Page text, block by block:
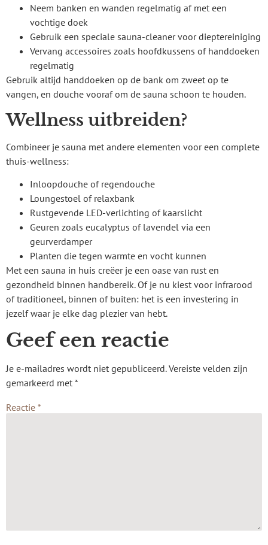
Neem banken en wanden regelmatig af met een
vochtige doek
Gebruik een speciale sauna-cleaner voor dieptereiniging
Vervang accessoires zoals hoofdkussens of handdoeken
regelmatig
Gebruik altijd handdoeken op de bank om zweet op te
vangen, en douche vooraf om de sauna schoon te houden.
Wellness uitbreiden?
Combineer je sauna met andere elementen voor een complete
thuis-wellness:
Inloopdouche of regendouche
Loungestoel of relaxbank
Rustgevende LED-verlichting of kaarslicht
Geuren zoals eucalyptus of lavendel via een
geurverdamper
Planten die tegen warmte en vocht kunnen
Met een sauna in huis creëer je een oase van rust en
gezondheid binnen handbereik. Of je nu kiest voor infrarood
of traditioneel, binnen of buiten: het is een investering in
jezelf waar je elke dag plezier van hebt.
Geef een reactie
Je e-mailadres wordt niet gepubliceerd. Vereiste velden zijn
gemarkeerd met *
Reactie *